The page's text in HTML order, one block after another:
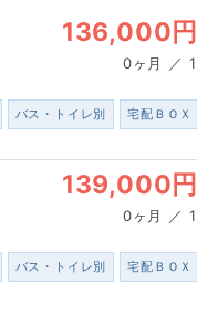
136,000円
0ヶ月 ／ 1
バス・トイレ別 宅配ＢＯＸ
139,000円
0ヶ月 ／ 1
バス・トイレ別 宅配ＢＯＸ